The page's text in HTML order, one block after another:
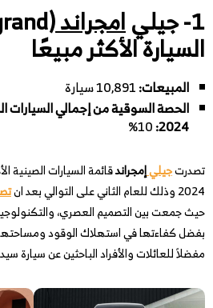
1- جيلي امجراند
السيارة الأكثر مبيعًا
المبيعات:
الحصة السوقية من إجمالي السيارات
2024:
تصدرتجيليإمجراندقائمة السيارات الصينية
2024 وذلك للعام الثاني على التوالي بعد ان
حيث جمعت بين التصميم العصري، والتكنولوجيا
بفضل كفاءتها في استهلاك الوقود ومساحتها
مفضلاً للعائلات والأفراد الباحثين عن سيارة